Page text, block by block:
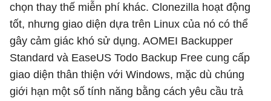
chọn thay thế miễn phí khác. Clonezilla hoạt động
tốt, nhưng giao diện dựa trên Linux của nó có thể
gây cảm giác khó sử dụng. AOMEI Backupper
Standard và EaseUS Todo Backup Free cung cấp
giao diện thân thiện với Windows, mặc dù chúng
giới hạn một số tính năng bằng cách yêu cầu trả